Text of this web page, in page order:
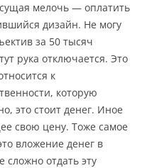
мелочь — оплатить
дизайн. Не могу
за 50 тысяч
рука отключается. Это
к
которую
это стоит денег. Иное
свою цену. Тоже самое
вложение денег в
сложно отдать эту